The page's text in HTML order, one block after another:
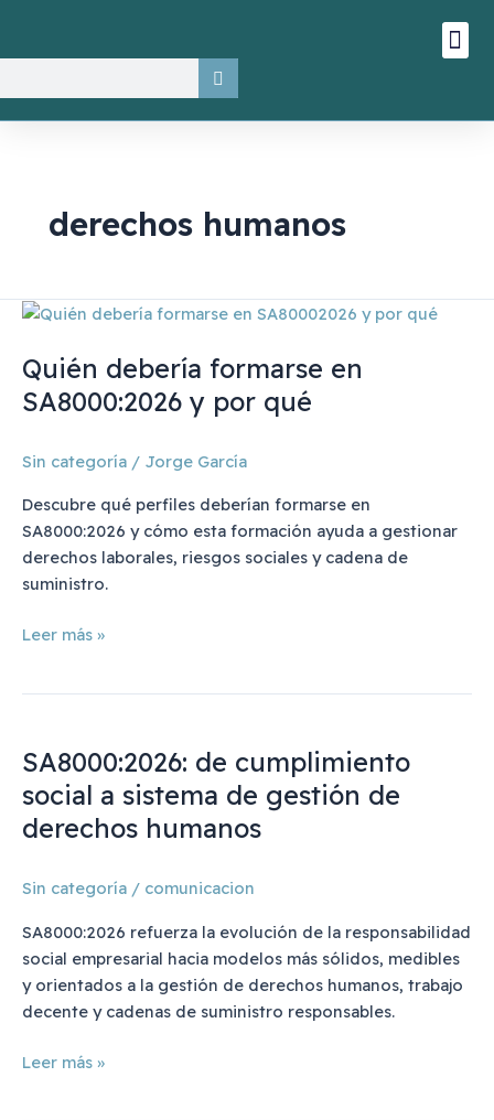
contenido
derechos humanos
Quién debería formarse en
SA8000:2026 y por qué
Sin categoría / Jorge García
Descubre qué perfiles deberían formarse en
SA8000:2026 y cómo esta formación ayuda a gestionar
derechos laborales, riesgos sociales y cadena de
suministro.
Quién
formarse
en
SA8000:2026
por
qué
Leer más »
SA8000:2026: de cumplimiento
social a sistema de gestión de
derechos humanos
Sin categoría / comunicacion
SA8000:2026 refuerza la evolución de la responsabilidad
social empresarial hacia modelos más sólidos, medibles
y orientados a la gestión de derechos humanos, trabajo
decente y cadenas de suministro responsables.
cumplimiento
social
a
sistema
gestión
derechos
humanos
Leer más »